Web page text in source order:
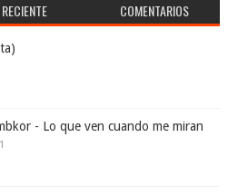
RECIENTE COMENTARIOS
- Lo que ven cuando me miran
1